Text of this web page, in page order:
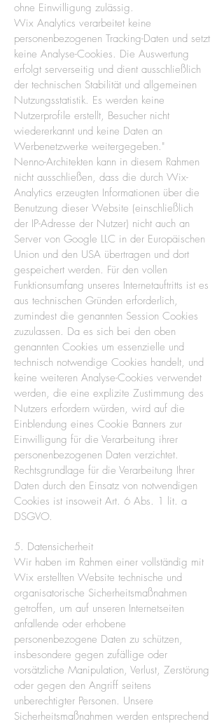
ohne Einwilligung zulässig.
Wix Analytics verarbeitet keine
personenbezogenen Tracking-Daten und setzt
keine Analyse-Cookies. Die Auswertung
erfolgt serverseitig und dient ausschließlich
der technischen Stabilität und allgemeinen
Nutzungsstatistik. Es werden keine
Nutzerprofile erstellt, Besucher nicht
wiedererkannt und keine Daten an
Werbenetzwerke weitergegeben."
Nenno-Architekten kann in diesem Rahmen
nicht ausschließen, dass die durch Wix-
Analytics erzeugten Informationen über die
Benutzung dieser Website (einschließlich
der IP-Adresse der Nutzer) nicht auch an
Server von Google LLC in der Europäischen
Union und den USA übertragen und dort
gespeichert werden. Für den vollen
Funktionsumfang unseres Internetauftritts ist es
aus technischen Gründen erforderlich,
zumindest die genannten Session Cookies
zuzulassen. Da es sich bei den oben
genannten Cookies um essenzielle und
technisch notwendige Cookies handelt, und
keine weiteren Analyse-Cookies verwendet
werden, die eine explizite Zustimmung des
Nutzers erfordern würden, wird auf die
Einblendung eines Cookie Banners zur
Einwilligung für die Verarbeitung ihrer
personenbezogenen Daten verzichtet.
Rechtsgrundlage für die Verarbeitung Ihrer
Daten durch den Einsatz von notwendigen
Cookies ist insoweit Art. 6 Abs. 1 lit. a
DSGVO.
5. Datensicherheit
Wir haben im Rahmen einer vollständig mit
Wix erstellten Website technische und
organisatorische Sicherheitsmaßnahmen
getroffen, um auf unseren Internetseiten
anfallende oder erhobene
personenbezogene Daten zu schützen,
insbesondere gegen zufällige oder
vorsätzliche Manipulation, Verlust, Zerstörung
oder gegen den Angriff seitens
unberechtigter Personen. Unsere
Sicherheitsmaßnahmen werden entsprechend